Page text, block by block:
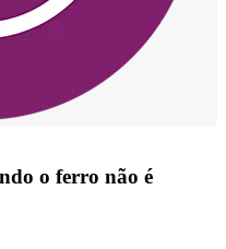
o ferro não é